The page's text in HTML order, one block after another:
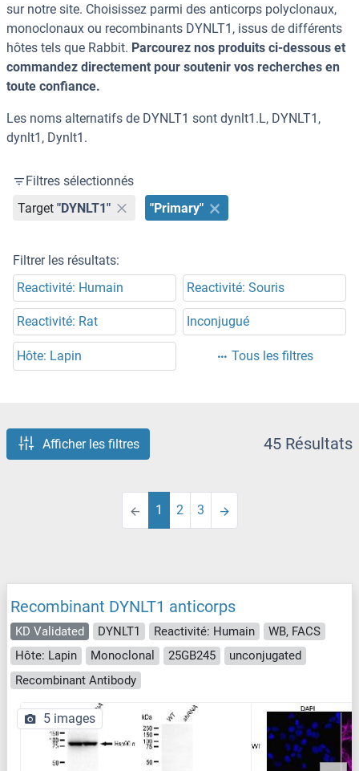
sur notre site. Choisissez parmi des anticorps polyclonaux,
monoclonaux ou recombinants DYNLT1, issus de différents
hôtes tels que Rabbit. Parcourez nos produits ci-dessous et
commandez directement pour soutenir vos recherches en
toute confiance.
Les noms alternatifs de DYNLT1 sont dynlt1.L, DYNLT1,
dynlt1, Dynlt1.
Filtres sélectionnés
Target "DYNLT1" "Primary"
Filtrer les résultats:
Reactivité: Humain
Reactivité: Souris
Reactivité: Rat Inconjugué
Hôte: Lapin Tous les filtres
Afficher les filtres 45 Résultats
1 2 3
Recombinant DYNLT1 anticorps
KD Validated DYNLT1 Reactivité: Humain
WB, FACS
Hôte: Lapin
Monoclonal 25GB245
unconjugated
Recombinant Antibody
5 images